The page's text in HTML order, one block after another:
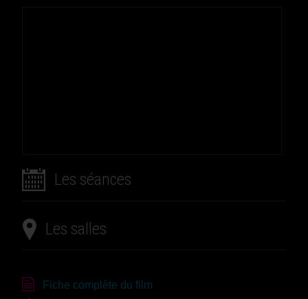
Les séances
Les salles
Fiche complète du film